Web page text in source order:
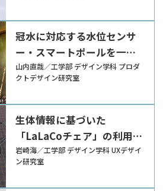
冠水に対応する水位センサ
ー・スマートポールを一体
としたデザイン提案
山内直哉／工学部 デザイン学科 プロダ
クトデザイン研究室
生体情報に基づいた
「LaLaCoチェア」の利用方
法の違いにおける運動効果
の分析
岩崎海／工学部 デザイン学科 UXデザイ
ン研究室